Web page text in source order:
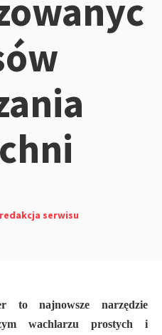
redakcja serwisu
to najnowsze narzędzie
wachlarzu prostych i